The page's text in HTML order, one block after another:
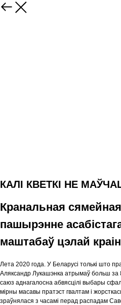
КАЛІ КВЕТКІ НЕ
Кранальная
пашырэнне
маштабаў цэлай
Лета 2020 года. У Беларусі толькі што
Аляксандр Лукашэнка атрымаў больш за
саюз аднагалосна абвясцілі выбары
мірны масавы пратэст гвалтам і
зраўнялася з часамі перад распадам